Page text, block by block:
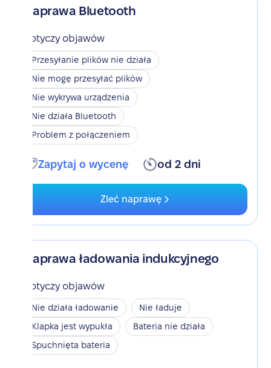
Naprawa Bluetooth
Dotyczy objawów
Przesyłanie plików nie działa
Nie mogę przesyłać plików
Nie wykrywa urządzenia
Nie działa Bluetooth
Problem z połączeniem
Zapytaj o wycenę od 2 dni
Zleć naprawę
Naprawa ładowania indukcyjnego
Dotyczy objawów
Nie działa ładowanie
Nie ładuje
Klapka jest wypukła
Bateria nie działa
Spuchnięta bateria